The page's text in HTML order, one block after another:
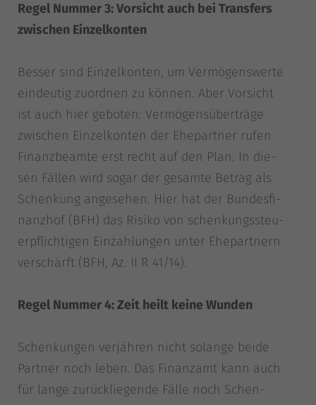
Regel Num­mer 3: Vor­sicht auch bei Trans­fers
zwi­schen Ein­zel­kon­ten
Bes­ser sind Ein­zel­kon­ten, um Ver­mö­gens­wer­te
ein­deu­tig zuord­nen zu kön­nen. Aber Vor­sicht
ist auch hier gebo­ten: Ver­mö­gens­über­trä­ge
zwi­schen Ein­zel­kon­ten der Ehe­part­ner rufen
Finanz­be­am­te erst recht auf den Plan. In die­
sen Fäl­len wird sogar der gesam­te Betrag als
Schen­kung ange­se­hen. Hier hat der Bun­des­fi­
nanz­hof (BFH) das Risi­ko von schen­kungs­steu­
er­pflich­ti­gen Ein­zah­lun­gen unter Ehe­part­nern
ver­schärft (BFH, Az. II R 41/14).
Regel Num­mer 4: Zeit heilt kei­ne Wun­den
Schen­kun­gen ver­jäh­ren nicht solan­ge bei­de
Part­ner noch leben. Das Finanz­amt kann auch
für lan­ge zurück­lie­gen­de Fäl­le noch Schen­